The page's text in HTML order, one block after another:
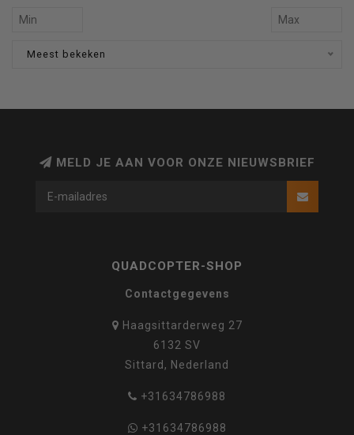
Meest bekeken
MELD JE AAN VOOR ONZE NIEUWSBRIEF
QUADCOPTER-SHOP
Contactgegevens
Haagsittarderweg 27
6132 SV
Sittard, Nederland
+31634786988
+31634786988